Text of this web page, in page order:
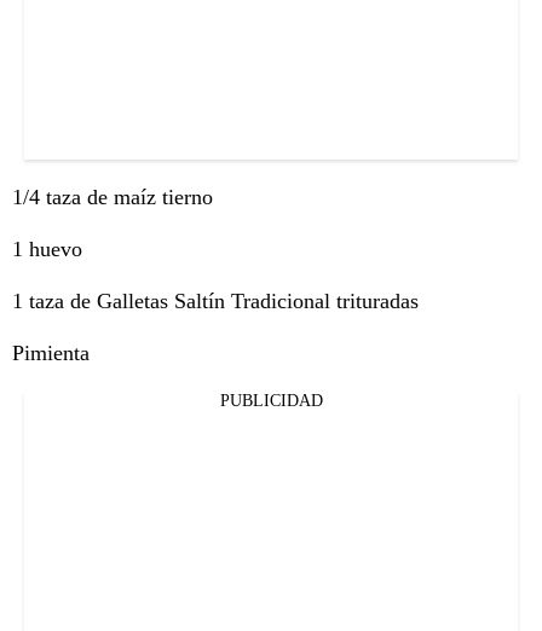
1/4 taza de maíz tierno
1 huevo
1 taza de Galletas Saltín Tradicional trituradas
Pimienta
PUBLICIDAD